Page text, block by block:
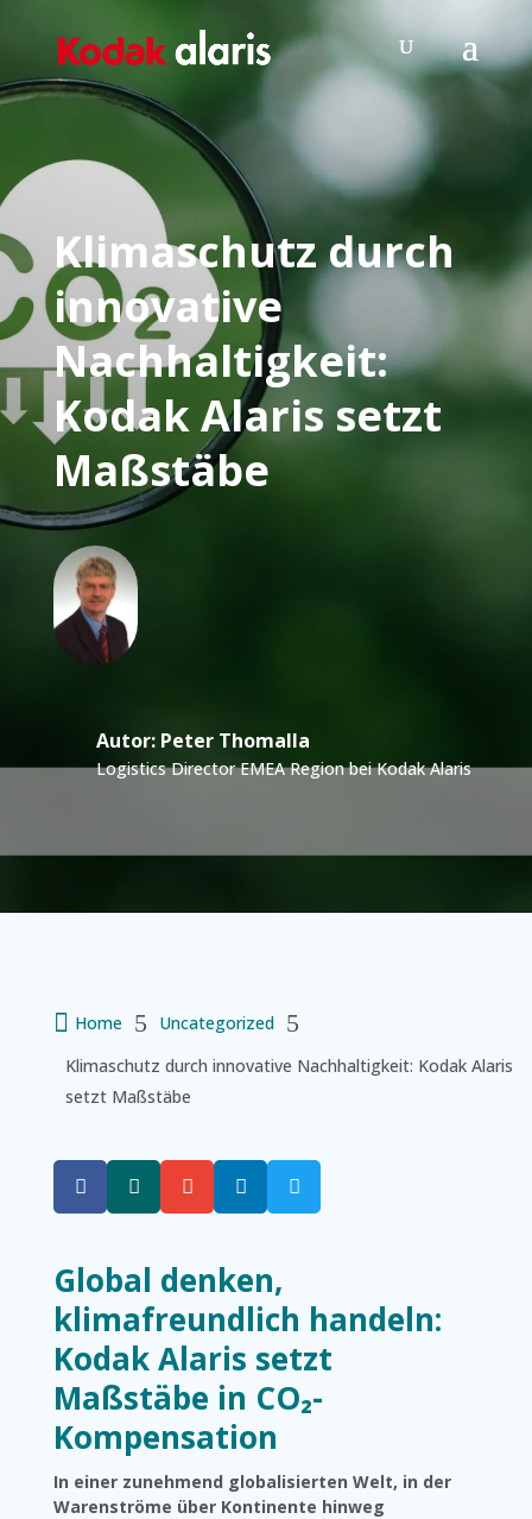
Klimaschutz durch
innovative
Nachhaltigkeit:
Kodak Alaris setzt
Maßstäbe
Autor: Peter Thomalla
Logistics Director EMEA Region bei Kodak Alaris
 Home 5 Uncategorized 5
Klimaschutz durch innovative Nachhaltigkeit: Kodak Alaris
setzt Maßstäbe
    
Global denken,
klimafreundlich handeln:
Kodak Alaris setzt
Maßstäbe in CO₂-
Kompensation
In einer zunehmend globalisierten Welt, in der
Warenströme über Kontinente hinweg